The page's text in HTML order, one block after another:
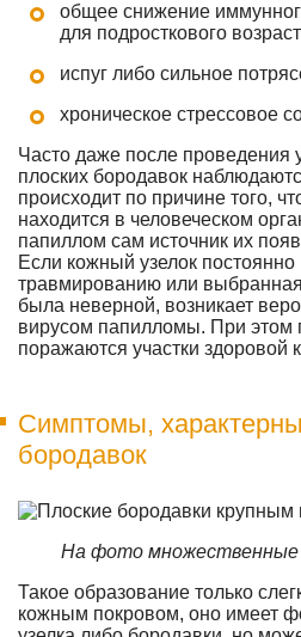
общее снижение
для подросткового
испуг либо сильное
хроническое стрессовое
Часто даже после проведения
плоских бородавок
происходит по причине того,
находится в человеческом
папиллом сам источник их
Если кожный узелок постоянно
травмированию или
была неверной, возникает
вирусом папилломы. При этом
поражаются участки здоровой
Симптомы,
бородавок
На фото множественные
Такое образование только
кожным покровом, оно имеет